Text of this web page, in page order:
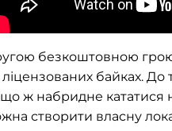
безкоштовною грою
ліцензованих байках. До
ж набридне кататися
створити власну